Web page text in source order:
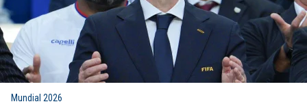
Mundial 2026